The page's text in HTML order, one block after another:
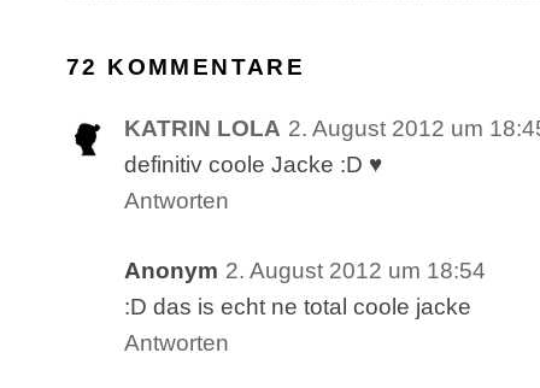
72 KOMMENTARE
KATRIN LOLA 2. August 2012 um
definitiv coole Jacke :D ♥
Antworten
Anonym 2. August 2012 um 18:54
:D das is echt ne total coole jacke
Antworten